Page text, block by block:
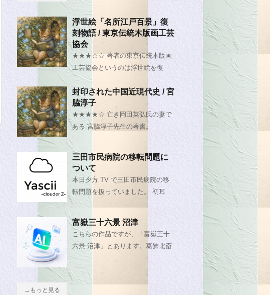
浮世絵「名所江戸百景」復
刻物語 / 東京伝統木版画工芸
協会
★★★☆☆ 著者の東京伝統木版画
工芸協会というのは浮世絵を復
封印された中国近現代史 / 宮
脇淳子
★★★★☆ 亡き岡田英弘氏の妻で
ある 宮脇淳子先生の著書。
三田市民病院の移転問題に
ついて
本日夕方 TV で三田市民病院の移
転問題を扱っていました。 初耳
富嶽三十六景 沼津
こちらの作品ですが、「富嶽三十
六景 沼津」とあります。葛飾北斎
→もっと見る